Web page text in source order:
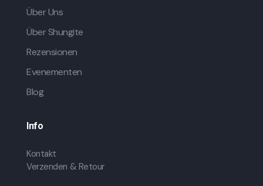
Über Uns
Über Shungite
Rezensionen
Evenementen
Blog
Info
Kontakt
Verzenden & Retour